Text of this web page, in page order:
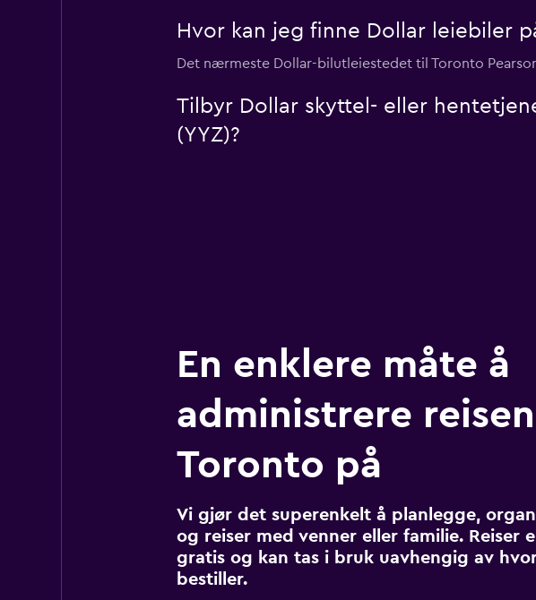
Hvor kan jeg finne Dollar leiebiler
Det nærmeste Dollar-bilutleiestedet til Toronto
Tilbyr Dollar skyttel- eller
(YYZ)?
En enklere måte å
administrere
Toronto på
Vi gjør det superenkelt å planlegge,
og reiser med venner eller familie. Reiser
gratis og kan tas i bruk uavhengig av
bestiller.